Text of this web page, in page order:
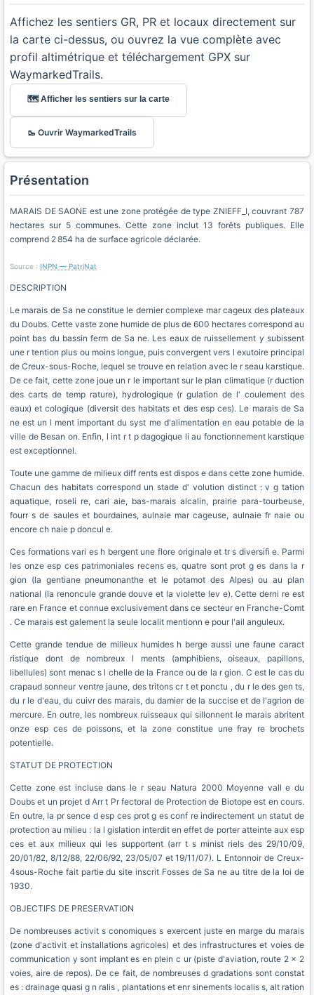
Affichez les sentiers GR, PR et locaux directement sur
la carte ci-dessus, ou ouvrez la vue complète avec
profil altimétrique et téléchargement GPX sur
WaymarkedTrails.
🗺️ Afficher les sentiers sur la carte
🥾 Ouvrir WaymarkedTrails
Présentation
MARAIS DE SAONE est une zone protégée de type ZNIEFF_I, couvrant 787
hectares sur 5 communes. Cette zone inclut 13 forêts publiques. Elle
comprend 2 854 ha de surface agricole déclarée.
Source : INPN — PatriNat
DESCRIPTION
Le marais de Sa ne constitue le dernier complexe mar cageux des plateaux
du Doubs. Cette vaste zone humide de plus de 600 hectares correspond au
point bas du bassin ferm de Sa ne. Les eaux de ruissellement y subissent
une r tention plus ou moins longue, puis convergent vers l exutoire principal
de Creux-sous-Roche, lequel se trouve en relation avec le r seau karstique.
De ce fait, cette zone joue un r le important sur le plan climatique (r duction
des carts de temp rature), hydrologique (r gulation de l' coulement des
eaux) et cologique (diversit des habitats et des esp ces). Le marais de Sa
ne est un l ment important du syst me d'alimentation en eau potable de la
ville de Besan on. Enfin, l int r t p dagogique li au fonctionnement karstique
est exceptionnel.
Toute une gamme de milieux diff rents est dispos e dans cette zone humide.
Chacun des habitats correspond un stade d' volution distinct : v g tation
aquatique, roseli re, cari aie, bas-marais alcalin, prairie para-tourbeuse,
fourr s de saules et bourdaines, aulnaie mar cageuse, aulnaie fr naie ou
encore ch naie p doncul e.
Ces formations vari es h bergent une flore originale et tr s diversifi e. Parmi
les onze esp ces patrimoniales recens es, quatre sont prot g es dans la r
gion (la gentiane pneumonanthe et le potamot des Alpes) ou au plan
national (la renoncule grande douve et la violette lev e). Cette derni re est
rare en France et connue exclusivement dans ce secteur en Franche-Comt
. Ce marais est galement la seule localit mentionn e pour l'ail anguleux.
Cette grande tendue de milieux humides h berge aussi une faune caract
ristique dont de nombreux l ments (amphibiens, oiseaux, papillons,
libellules) sont menac s l chelle de la France ou de la r gion. C est le cas du
crapaud sonneur ventre jaune, des tritons cr t et ponctu , du r le des gen ts,
du r le d'eau, du cuivr des marais, du damier de la succise et de l'agrion de
mercure. En outre, les nombreux ruisseaux qui sillonnent le marais abritent
onze esp ces de poissons, et la zone constitue une fray re brochets
potentielle.
STATUT DE PROTECTION
Cette zone est incluse dans le r seau Natura 2000 Moyenne vall e du
Doubs et un projet d Arr t Pr fectoral de Protection de Biotope est en cours.
En outre, la pr sence d esp ces prot g es conf re indirectement un statut de
protection au milieu : la l gislation interdit en effet de porter atteinte aux esp
ces et aux milieux qui les supportent (arr t s minist riels des 29/10/09,
20/01/82, 8/12/88, 22/06/92, 23/05/07 et 19/11/07). L Entonnoir de Creux-
4sous-Roche fait partie du site inscrit Fosses de Sa ne au titre de la loi de
1930.
OBJECTIFS DE PRESERVATION
De nombreuses activit s conomiques s exercent juste en marge du marais
(zone d'activit et installations agricoles) et des infrastructures et voies de
communication y sont implant es en plein c ur (piste d'aviation, route 2 x 2
voies, aire de repos). De ce fait, de nombreuses d gradations sont constat
es : drainage quasi g n ralis , plantations et enr sinements localis s, alt ration